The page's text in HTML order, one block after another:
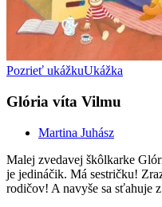
Pozrieť ukážkuUkážka
Glória víta Vilmu
Martina Juhász
Malej zvedavej škôlkarke
je jedináčik. Má sestričku!
rodičov! A navyše sa sťahuje